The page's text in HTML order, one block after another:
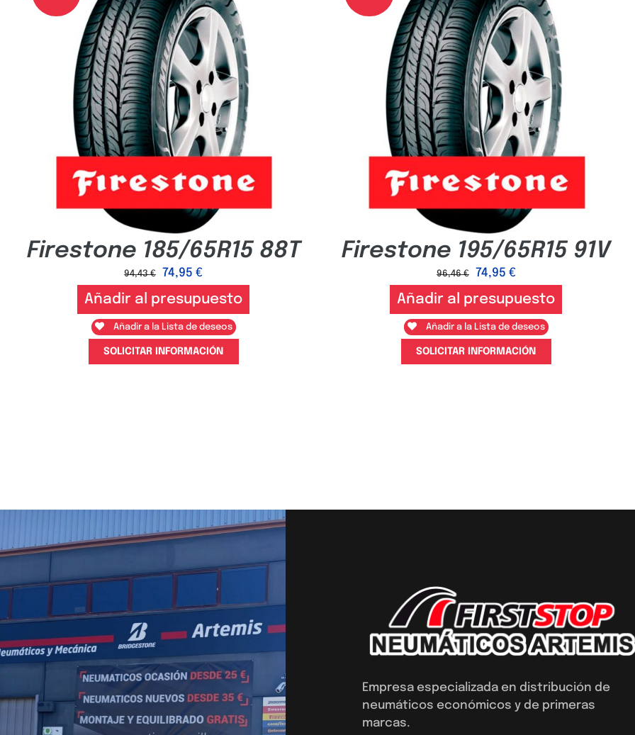
Firestone 185/65R15 88T
94,43€ 74,95€
Añadir al presupuesto
Añadir a la Lista de deseos
SOLICITAR INFORMACIÓN
Firestone 195/65R15 91V
96,46€ 74,95 €
Añadir al presupuesto
Añadir a la Lista de deseos
SOLICITAR INFORMACIÓN
Empresa especializada en distribución de
neumáticos económicos y de primeras
marcas.